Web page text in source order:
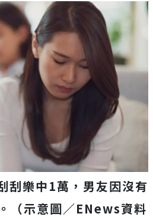
刮樂中1萬，男友因沒有
（示意圖／ENews資料